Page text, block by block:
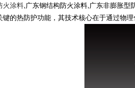
火涂料,广东钢结构防火涂料,广东非膨胀型
的热防护功能，其技术核心在于通过物